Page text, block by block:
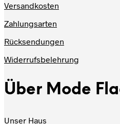
Versandkosten
Zahlungsarten
Rücksendungen
Widerrufsbelehrung
Über Mode
Unser Haus